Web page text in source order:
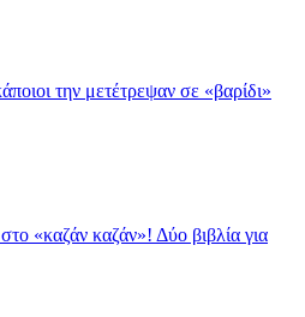
την μετέτρεψαν σε «βαρίδι»
«καζάν καζάν»! Δύο βιβλία για